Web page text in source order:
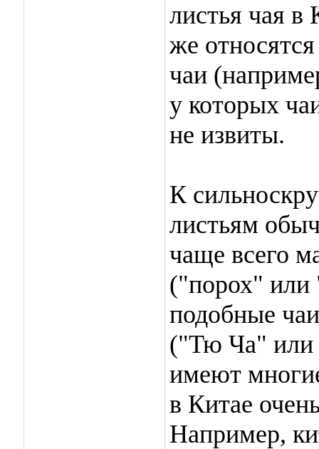
листья чая
же
чаи
у которых
не извиты.
К
листьям
чаще всего
("порох"
подобные
("Тю Ча" или
имеют
в Китае
Например,